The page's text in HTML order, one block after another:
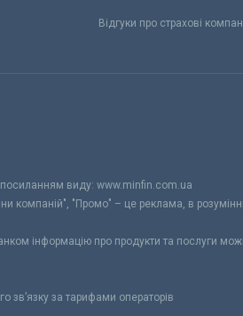
Відгуки про страхові
виду: www.minfin.com.ua
компаній", "Промо" – це реклама, в
інформацію про продукти та послуги
зв’язку за тарифами операторів